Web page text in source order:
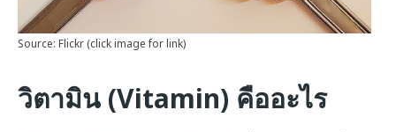
Source: Flickr (click image for link)
วิตามิน (Vitamin) คืออะไร